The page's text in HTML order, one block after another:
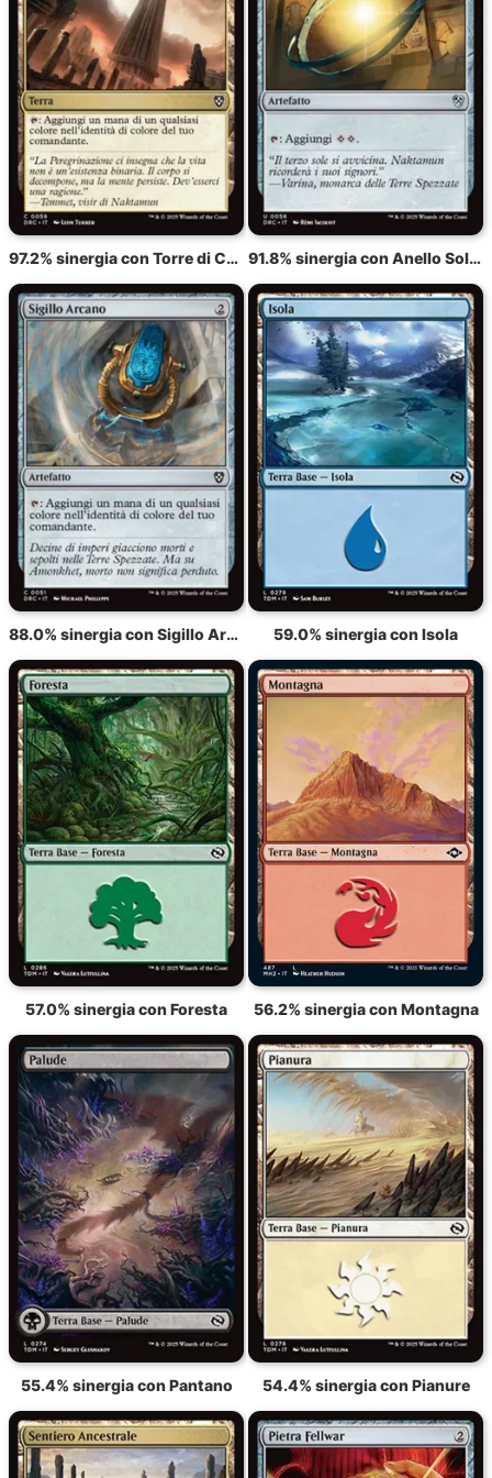
97.2% sinergia con Torre di Comando 91.8% sinergia con Anello Solare
88.0% sinergia con Sigillo Arcano 59.0% sinergia con Isola
57.0% sinergia con Foresta 56.2% sinergia con Montagna
55.4% sinergia con Pantano 54.4% sinergia con Pianure